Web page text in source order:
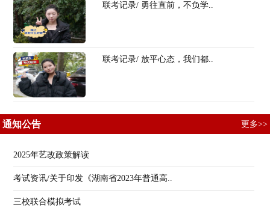
联考记录/ 勇往直前，不负学..
联考记录/ 放平心态，我们都..
通知公告 更多>>
2025年艺改政策解读
考试资讯/关于印发《湖南省2023年普通高..
三校联合模拟考试